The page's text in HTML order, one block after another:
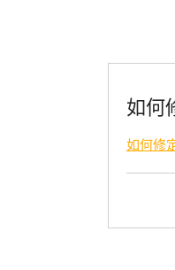
如何
如何修